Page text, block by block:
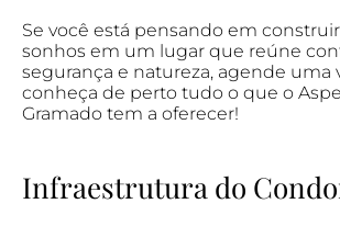
Se você está pensando em
sonhos em um lugar que reúne
segurança e natureza, agende uma
conheça de perto tudo o que o
Gramado tem a oferecer!
Infraestrutura do